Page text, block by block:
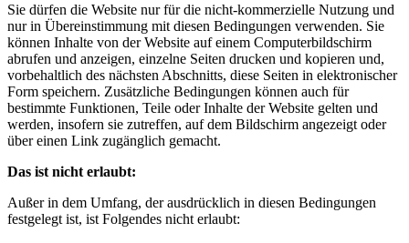
Sie dürfen die Website nur für die nicht-kommerzielle Nutzung und
nur in Übereinstimmung mit diesen Bedingungen verwenden. Sie
können Inhalte von der Website auf einem Computerbildschirm
abrufen und anzeigen, einzelne Seiten drucken und kopieren und,
vorbehaltlich des nächsten Abschnitts, diese Seiten in elektronischer
Form speichern. Zusätzliche Bedingungen können auch für
bestimmte Funktionen, Teile oder Inhalte der Website gelten und
werden, insofern sie zutreffen, auf dem Bildschirm angezeigt oder
über einen Link zugänglich gemacht.
Das ist nicht erlaubt:
Außer in dem Umfang, der ausdrücklich in diesen Bedingungen
festgelegt ist, ist Folgendes nicht erlaubt: